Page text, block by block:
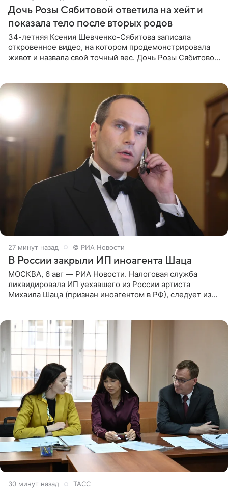
Дочь Розы Сябитовой ответила на хейт и
показала тело после вторых родов
34-летняя Ксения Шевченко-Сябитова записала
откровенное видео, на котором продемонстрировала
живот и назвала свой точный вес. Дочь Розы Сябитовой
27 минут назад © РИА Новости
В России закрыли ИП иноагента Шаца
МОСКВА, 6 авг — РИА Новости. Налоговая служба
ликвидировала ИП уехавшего из России артиста
Михаила Шаца (признан иноагентом в РФ), следует из
30 минут назад ТАСС